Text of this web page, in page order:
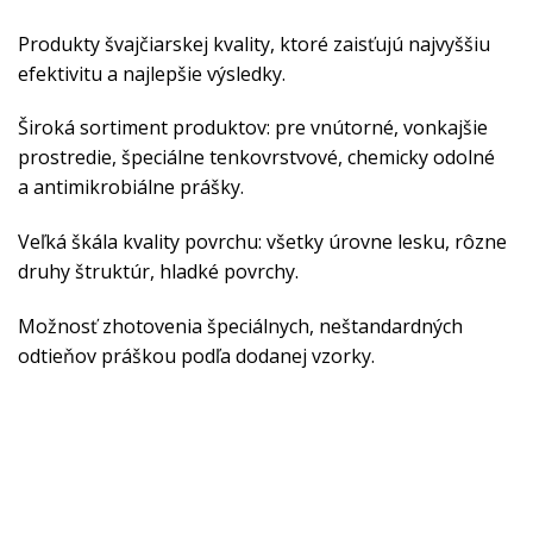
Produkty švajčiarskej kvality, ktoré zaisťujú najvyššiu
efektivitu a najlepšie výsledky.
Široká sortiment produktov: pre vnútorné, vonkajšie
prostredie, špeciálne tenkovrstvové, chemicky odolné
a antimikrobiálne prášky.
Veľká škála kvality povrchu: všetky úrovne lesku, rôzne
druhy štruktúr, hladké povrchy.
Možnosť zhotovenia špeciálnych, neštandardných
odtieňov práškou podľa dodanej vzorky.